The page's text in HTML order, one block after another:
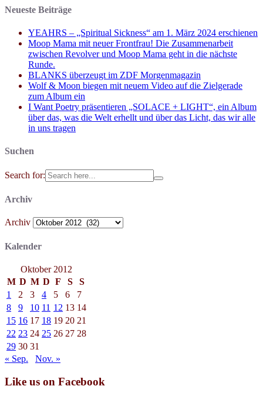
Neueste Beiträge
YEAHRS – „Spiritual Sickness“ am 1. März 2024 erschienen
Moop Mama mit neuer Frontfrau! Die Zusammenarbeit
zwischen Revolver und Moop Mama geht in die nächste
Runde.
BLANKS überzeugt im ZDF Morgenmagazin
Wolf & Moon biegen mit neuem Video auf die Zielgerade
zum Album ein
I Want Poetry präsentieren „SOLACE + LIGHT“, ein Album
über das, was die Welt erhellt und über das Licht, das wir alle
in uns tragen
Suchen
Search for:
Archiv
Archiv
Kalender
Oktober 2012
M D M D F S
S
1
2 3 4 5 6
7
8
9 10 11 12 13 14
15 16 17 18 19 20 21
22 23 24 25 26 27 28
29 30 31
« Sep.
Nov. »
Like us on Facebook